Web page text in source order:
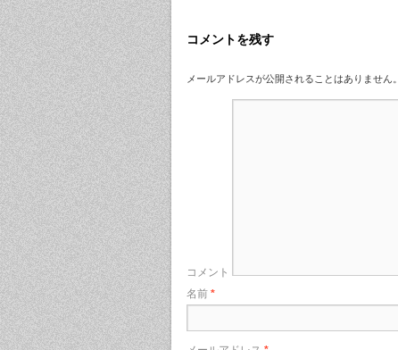
コメントを残す
メールアドレスが公開されることはありません。
コメント
名前 *